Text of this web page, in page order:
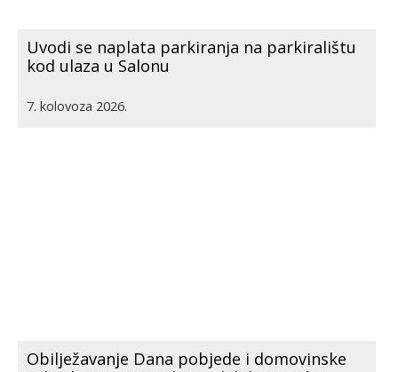
Uvodi se naplata parkiranja na parkiralištu
kod ulaza u Salonu
7. kolovoza 2026.
Obilježavanje Dana pobjede i domovinske